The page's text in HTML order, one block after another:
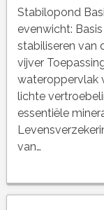
Stabilopond
evenwicht:
stabiliseren van
vijver
wateroppervlak
lichte
essentiële
van…